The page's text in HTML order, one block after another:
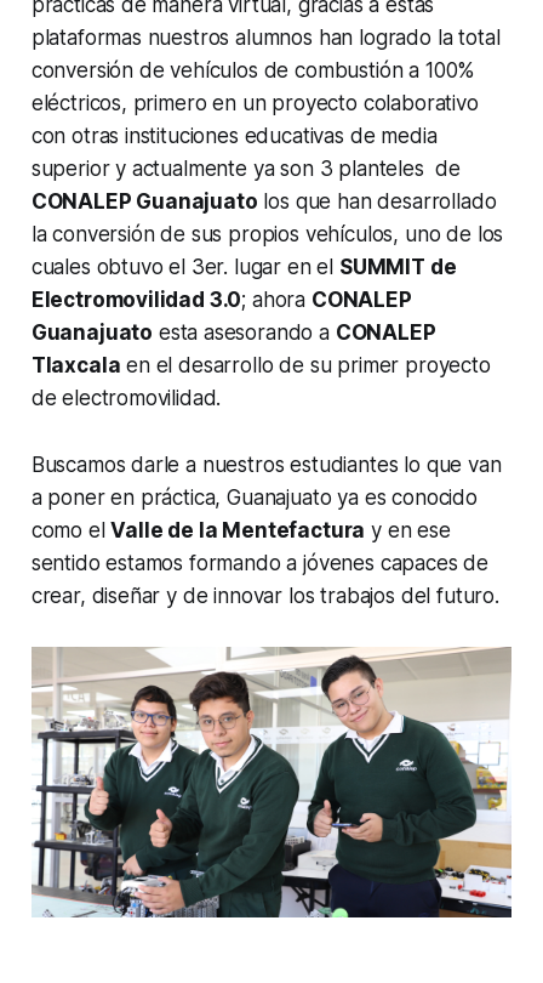
prácticas de manera virtual, gracias a estas
plataformas nuestros alumnos han logrado la total
conversión de vehículos de combustión a 100%
eléctricos, primero en un proyecto colaborativo
con otras instituciones educativas de media
superior y actualmente ya son 3 planteles de
CONALEP Guanajuato los que han desarrollado
la conversión de sus propios vehículos, uno de los
cuales obtuvo el 3er. lugar en el SUMMIT de
Electromovilidad 3.0; ahora CONALEP
Guanajuato esta asesorando a CONALEP
Tlaxcala en el desarrollo de su primer proyecto
de electromovilidad.
Buscamos darle a nuestros estudiantes lo que van
a poner en práctica, Guanajuato ya es conocido
como elValle de la Mentefactura y en ese
sentido estamos formando a jóvenes capaces de
crear, diseñar y de innovar los trabajos del futuro.